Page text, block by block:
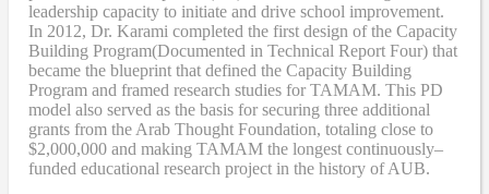
leadership capacity to initiate and drive school improvement.
In 2012, Dr. Karami completed the first design of the Capacity
Building Program(Documented in Technical Report Four) that
became the blueprint that defined the Capacity Building
Program and framed research studies for TAMAM. This PD
model also served as the basis for securing three additional
grants from the Arab Thought Foundation, totaling close to
$2,000,000 and making TAMAM the longest continuously–
funded educational research project in the history of AUB.